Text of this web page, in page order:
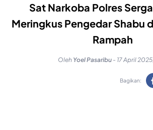
Sat Narkoba Polres
Meringkus Pengedar Shabu
Rampah
Oleh Yoel Pasaribu - 17 April
Bagikan: